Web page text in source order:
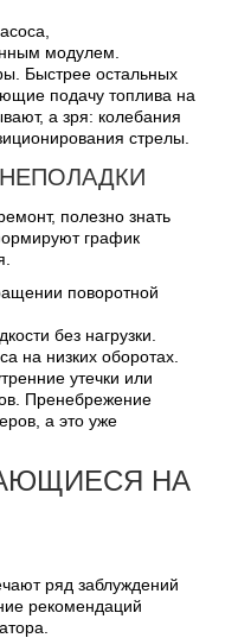
модулем.
Быстрее остальных
подачу топлива на
а зря: колебания
стрелы.
полезно знать
график
поворотной
без нагрузки.
на низких оборотах.
утечки или
Пренебрежение
а это уже
НА
ряд заблуждений
рекомендаций